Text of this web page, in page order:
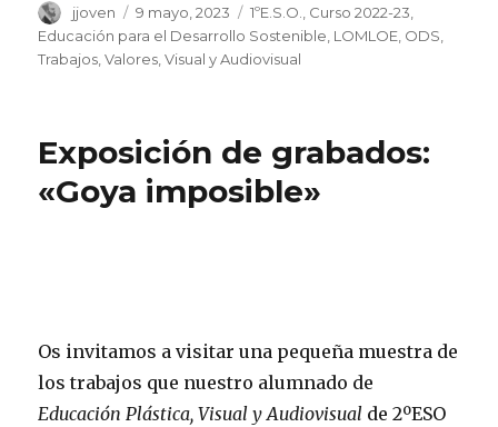
Autor
jjoven
Publicado
el
9 mayo, 2023 Categorías
1ºE.S.O. Curso 2022-23
Educación para el Desarrollo Sostenible, LOMLOE, ODS,
Trabajos,Valores,Visual y Audiovisual
Exposición de grabados:
«Goya imposible»
Os invitamos a visitar una pequeña muestra de
los trabajos que nuestro alumnado de
Educación Plástica, Visual y Audiovisual de 2ºESO